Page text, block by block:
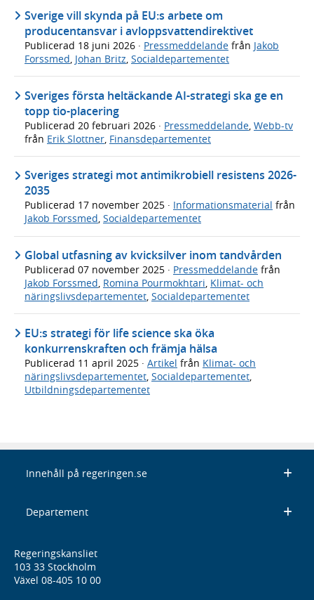
Sverige vill skynda på EU:s arbete om
producentansvar i avloppsvattendirektivet
Publicerad 18 juni 2026 · Pressmeddelande från Jakob
Forssmed, Johan Britz, Socialdepartementet
Sveriges första heltäckande AI-strategi ska ge en
topp tio-placering
Publicerad 20 februari 2026 · Pressmeddelande Webb-tv
från Erik Slottner Finansdepartementet
Sveriges strategi mot antimikrobiell resistens 2026-
2035
Publicerad 17 november 2025 · Informationsmaterial från
Jakob Forssmed, Socialdepartementet
Global utfasning av kvicksilver inom tandvården
Publicerad 07 november 2025 · Pressmeddelande från
Jakob Forssmed, Romina Pourmokhtari, Klimat- och
näringslivsdepartementet, Socialdepartementet
EU:s strategi för life science ska öka
konkurrenskraften och främja hälsa
Publicerad 11 april 2025 · Artikel från Klimat- och
näringslivsdepartementet Socialdepartementet
Utbildningsdepartementet
Innehåll på regeringen.se
Departement
Regeringskansliet
103 33 Stockholm
Växel 08-405 10 00